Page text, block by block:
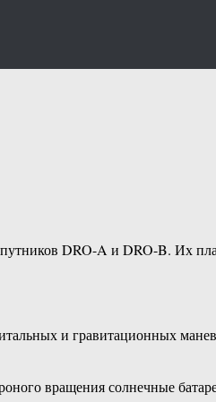
DRO-A и DRO-B. Их
и гравитационных
вращения солнечные